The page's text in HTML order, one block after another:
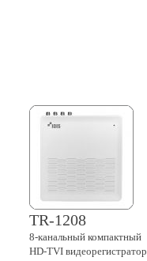
TR-1208
8-канальный компактный
HD-TVI видеорегистратор